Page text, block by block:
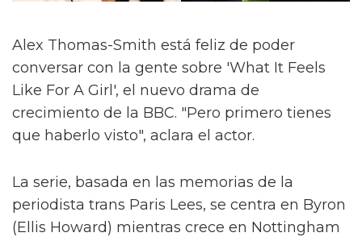
Alex Thomas-Smith está feliz de poder
conversar con la gente sobre 'What It Feels
Like For A Girl', el nuevo drama de
crecimiento de la BBC. "Pero primero tienes
que haberlo visto", aclara el actor.
La serie, basada en las memorias de la
periodista trans Paris Lees, se centra en Byron
(Ellis Howard) mientras crece en Nottingham